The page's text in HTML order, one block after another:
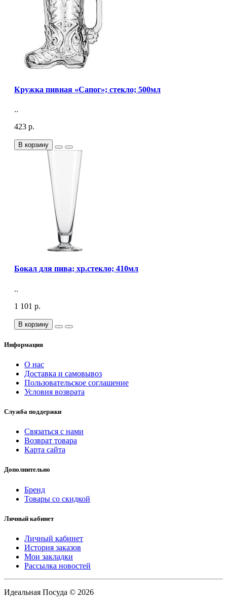
Кружка пивная «Сапог»; стекло; 500мл
..
423 р.
В корзину
Бокал для пива; хр.стекло; 410мл
..
1 101 р.
В корзину
Информация
О нас
Доставка и самовывоз
Пользовательское соглашение
Условия возврата
Служба поддержки
Связаться с нами
Возврат товара
Карта сайта
Дополнительно
Бренд
Товары со скидкой
Личный кабинет
Личный кабинет
История заказов
Мои закладки
Рассылка новостей
Идеальная Посуда © 2026